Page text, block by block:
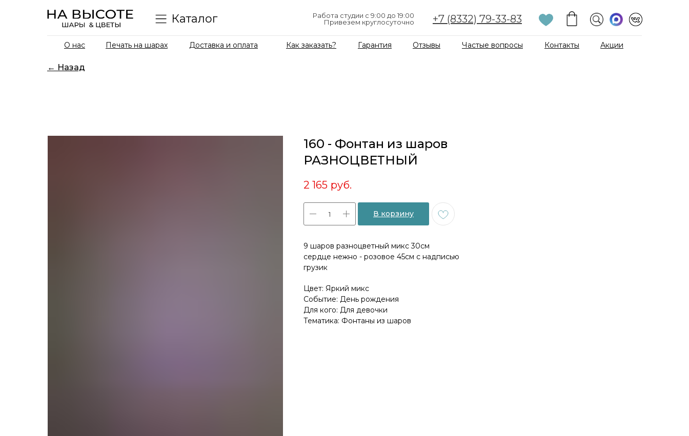
+7 (8332) 79-33-83
Работа студии с 9:00 до 19:00
Привезем круглосуточно
Каталог
Доставка и оплата Как заказать? Гарантия Отзывы Частые вопросы
Печать на шарах Контакты
О нас Акции
← Назад
160 - Фонтан из шаров
РАЗНОЦВЕТНЫЙ
2 165 руб.
В корзину
9 шаров разноцветный микс 30см
сердце нежно - розовое 45см с надписью
грузик
Цвет: Яркий микс
Событие: День рождения
Для кого: Для девочки
Тематика: Фонтаны из шаров